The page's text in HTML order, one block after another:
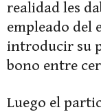
realidad les
empleado del
introducir su
bono entre
Luego el